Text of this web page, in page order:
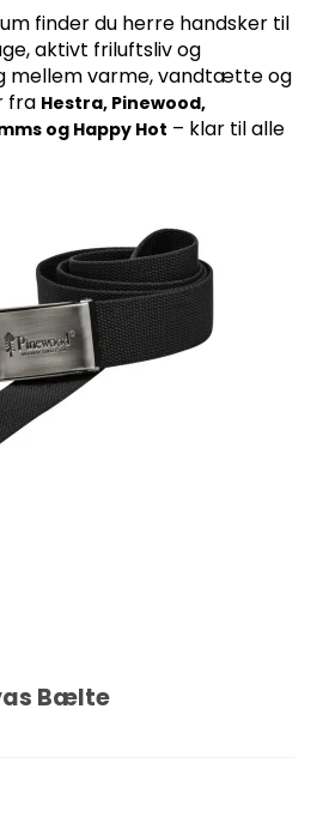
finder du herre handsker til
aktivt friluftsliv og
mellem varme, vandtætte og
fra Hestra, Pinewood,
og Happy Hot – klar til alle
Bælte